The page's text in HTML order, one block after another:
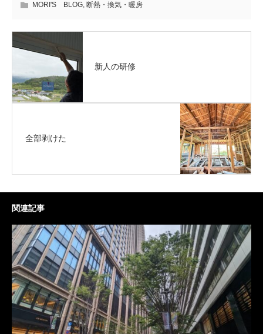
MORI'S BLOG, 断熱・換気・暖房
新人の研修
全部剥けた
関連記事